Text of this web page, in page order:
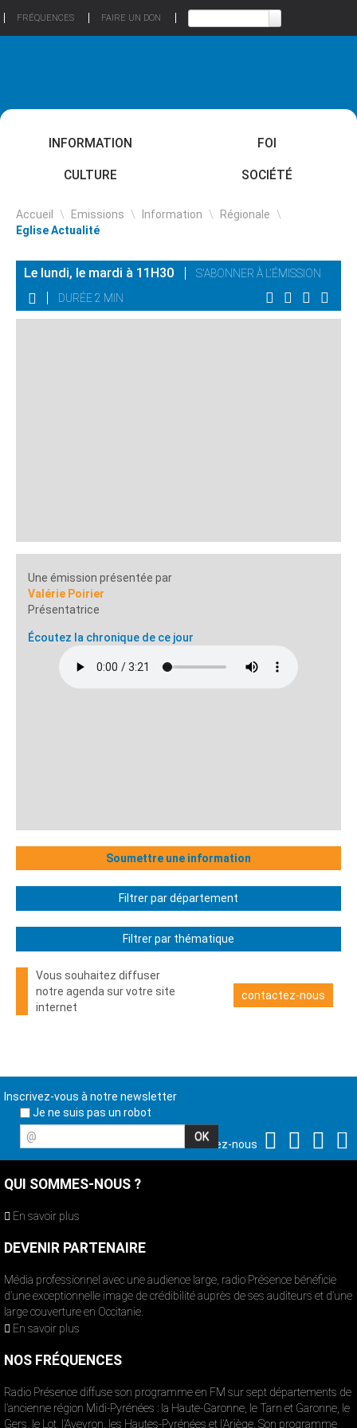
FRÉQUENCES FAIRE UN DON
INFORMATION FOI
CULTURE SOCIÉTÉ
Accueil \ Emissions \ Information \ Régionale \
Eglise Actualité
Le lundi, le mardi à 11H30
S'ABONNER À L'ÉMISSION
DURÉE 2 MIN
Une émission présentée par
Valérie Poirier
Présentatrice
Écoutez la chronique de ce jour
Soumettre une information
Filtrer par département
Filtrer par thématique
Vous souhaitez diffuser
notre agenda sur votre site
internet
contactez-nous
Inscrivez-vous à notre newsletter
Je ne suis pas un robot
@
Suivez-nous
QUI SOMMES-NOUS ?
En savoir plus
DEVENIR PARTENAIRE
Média professionnel avec une audience large, radio Présence bénéficie
d’une exceptionnelle image de crédibilité auprès de ses auditeurs et d’une
large couverture en Occitanie.
En savoir plus
NOS FRÉQUENCES
Radio Présence diffuse son programme en FM sur sept départements de
l’ancienne région Midi-Pyrénées : la Haute-Garonne, le Tarn et Garonne, le
Gers, le Lot, l’Aveyron, les Hautes-Pyrénées et l’Ariège. Son programme